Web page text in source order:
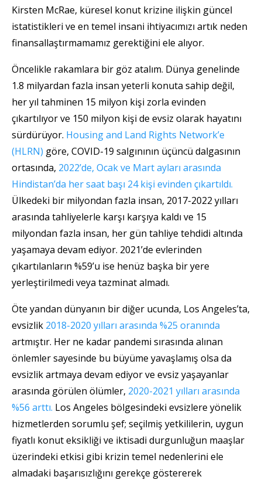
Kirsten McRae, küresel konut krizine ilişkin güncel
istatistikleri ve en temel insani ihtiyacımızı artık neden
finansallaştırmamamız gerektiğini ele alıyor.
Öncelikle rakamlara bir göz atalım. Dünya genelinde
1.8 milyardan fazla insan yeterli konuta sahip değil,
her yıl tahminen 15 milyon kişi zorla evinden
çıkartılıyor ve 150 milyon kişi de evsiz olarak hayatını
sürdürüyor. Housing and Land Rights Network’e
(HLRN) göre, COVID-19 salgınının üçüncü dalgasının
ortasında, 2022’de, Ocak ve Mart ayları arasında
Hindistan’da her saat başı 24 kişi evinden çıkartıldı.
Ülkedeki bir milyondan fazla insan, 2017-2022 yılları
arasında tahliyelerle karşı karşıya kaldı ve 15
milyondan fazla insan, her gün tahliye tehdidi altında
yaşamaya devam ediyor. 2021’de evlerinden
çıkartılanların %59’u ise henüz başka bir yere
yerleştirilmedi veya tazminat almadı.
Öte yandan dünyanın bir diğer ucunda, Los Angeles’ta,
evsizlik 2018-2020 yılları arasında %25 oranında
artmıştır. Her ne kadar pandemi sırasında alınan
önlemler sayesinde bu büyüme yavaşlamış olsa da
evsizlik artmaya devam ediyor ve evsiz yaşayanlar
arasında görülen ölümler, 2020-2021 yılları arasında
%56 arttı. Los Angeles bölgesindeki evsizlere yönelik
hizmetlerden sorumlu şef; seçilmiş yetkililerin, uygun
fiyatlı konut eksikliği ve iktisadi durgunluğun maaşlar
üzerindeki etkisi gibi krizin temel nedenlerini ele
almadaki başarısızlığını gerekçe göstererek